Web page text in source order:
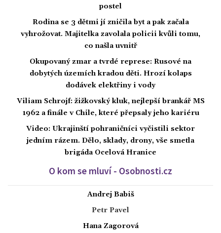
postel
Rodina se 3 dětmi jí zničila byt a pak začala
vyhrožovat. Majitelka zavolala policii kvůli tomu,
co našla uvnitř
Okupovaný zmar a tvrdé represe: Rusové na
dobytých územích kradou děti. Hrozí kolaps
dodávek elektřiny i vody
Viliam Schrojf: žižkovský kluk, nejlepší brankář MS
1962 a finále v Chile, které přepsaly jeho kariéru
Video: Ukrajinští pohraničníci vyčistili sektor
jedním rázem. Dělo, sklady, drony, vše smetla
brigáda Ocelová Hranice
O kom se mluví - Osobnosti.cz
Andrej Babiš
Petr Pavel
Hana Zagorová